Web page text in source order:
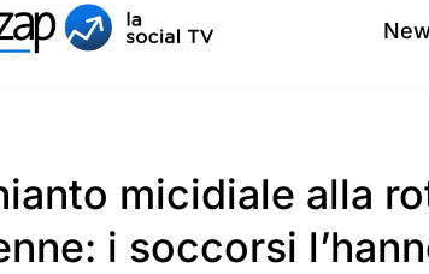
micidiale alla
i soccorsi